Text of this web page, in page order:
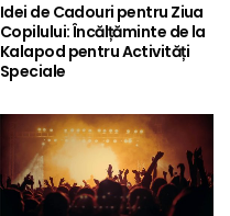
Idei de Cadouri pentru Ziua
Copilului: Încălțăminte de la
Kalapod pentru Activități
Speciale